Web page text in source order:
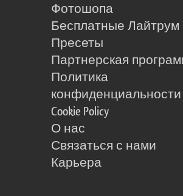
Фотошопа
Бесплатные Лайтрум
Пресеты
Партнерская
Политика
конфиденциальности
Cookie Policy
О нас
Связаться с нами
Карьера